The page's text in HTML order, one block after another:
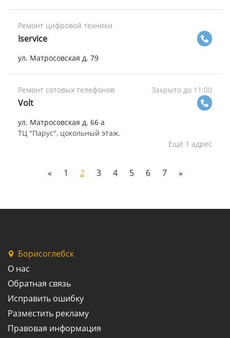
Ремонт цифровой техники
Iservice
ул. Матросовская д. 79
Ремонт сотовых телефонов Закрыто до 11:00
Volt
ул. Матросовская д. 66 а
ТЦ "Парус", цокольный этаж.
Ещё 1 адрес
« 1 2 3 4 5 6 7 »
Борисоглебск
О нас
Обратная связь
Исправить ошибку
Разместить рекламу
Правовая информация